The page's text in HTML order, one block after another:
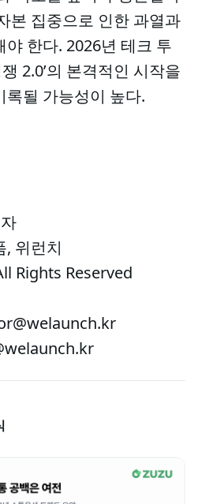
본 집중으로 인한 과열과
한다. 2026년 테크 투
2.0’의 본격적인 시작을
될 가능성이 높다.
, 위런치
Rights Reserved